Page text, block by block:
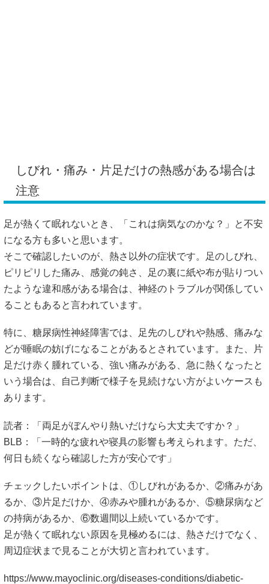
しびれ・痛み・片足だけの熱感がある場合は
注意
足が熱くて眠れないとき、「これは病気なのかな？」と不安
になる方も多いと思います。
そこで確認したいのが、熱さ以外の症状です。足のしびれ、
ピリピリした痛み、感覚の鈍さ、足の裏に紙や布が貼りつい
たような違和感がある場合は、神経のトラブルが関係してい
ることもあると言われています。
特に、糖尿病性神経障害では、足先のしびれや熱感、痛みな
どが睡眠の妨げになることがあるとされています。また、片
足だけ赤く腫れている、強い痛みがある、急に熱くなったと
いう場合は、自己判断で様子を見続けない方がよいケースも
あります。
読者：「両足がぼんやり熱いだけなら大丈夫ですか？」
BLB：「一時的な疲れや寝具の影響も考えられます。ただ、
何日も続くなら確認した方が安心です」
チェックしたいポイントは、①しびれがあるか、②痛みがあ
るか、③片足だけか、④赤みや腫れがあるか、⑤糖尿病など
の持病があるか、⑥数週間以上続いているかです。
足が熱くて眠れない原因を見極めるには、熱さだけでなく、
周辺症状まで見ることが大切と言われています。
https://www.mayoclinic.org/diseases-conditions/diabetic-